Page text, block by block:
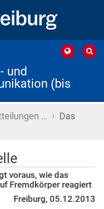
und
(bis
… › Das
voraus, wie das
Fremdkörper reagiert
Freiburg, 05.12.2013